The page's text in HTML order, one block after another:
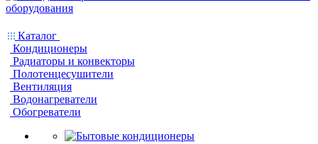
Каталог
Кондиционеры
Радиаторы и конвекторы
Полотенцесушители
Вентиляция
Водонагреватели
Обогреватели